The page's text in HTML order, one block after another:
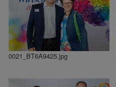
0021_BT6A9425.jpg